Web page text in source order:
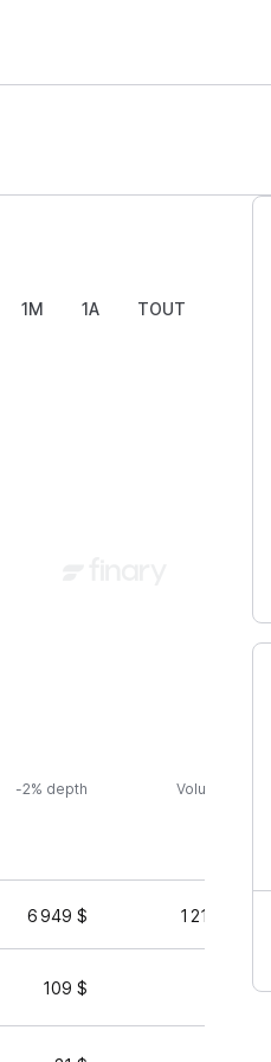
1M 1A TOUT
-2% depth Volume (24h)
6 949 $ 1 210 725 $
109 $ 1 298 $